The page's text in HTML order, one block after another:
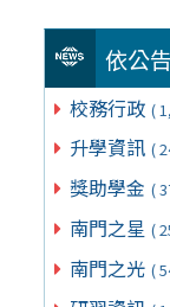
依公
校務行政 (
升學資訊 (
獎助學金 (
南門之星 (
南門之光 (